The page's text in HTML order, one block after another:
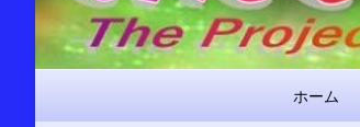
ホーム